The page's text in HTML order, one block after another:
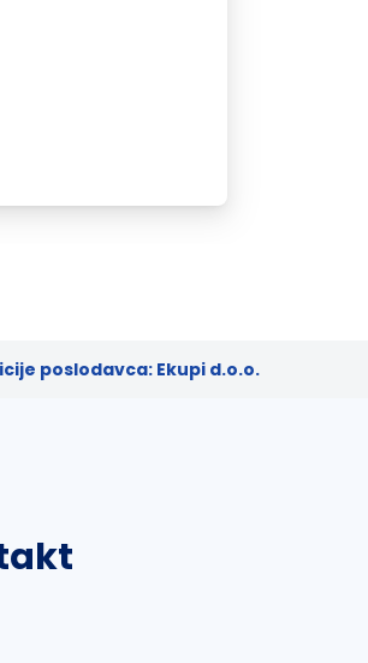
poslodavca: Ekupi d.o.o.